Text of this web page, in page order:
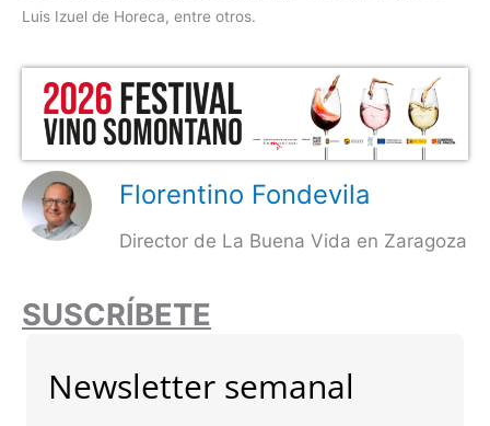
Luis Izuel de Horeca, entre otros.
Florentino Fondevila
Director de La Buena Vida en Zaragoza
SUSCRÍBETE
Newsletter semanal